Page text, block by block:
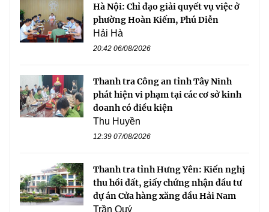
Hà Nội: Chỉ đạo giải quyết vụ việc ở
phường Hoàn Kiếm, Phú Diễn
Hải Hà
20:42 06/08/2026
Thanh tra Công an tỉnh Tây Ninh
phát hiện vi phạm tại các cơ sở kinh
doanh có điều kiện
Thu Huyền
12:39 07/08/2026
Thanh tra tỉnh Hưng Yên: Kiến nghị
thu hồi đất, giấy chứng nhận đầu tư
dự án Cửa hàng xăng dầu Hải Nam
Trần Quý